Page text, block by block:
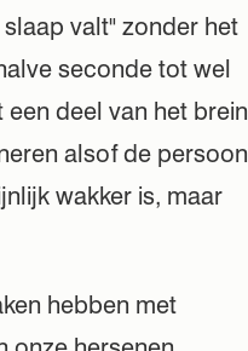
valt" zonder het
seconde tot wel
deel van het brein
alsof de persoon
wakker is, maar
hebben met